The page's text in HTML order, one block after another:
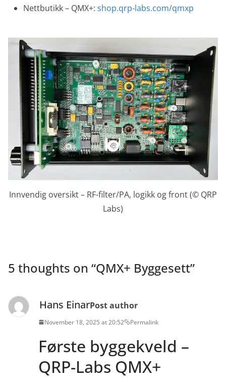
Nettbutikk – QMX+: shop.qrp-labs.com/qmxp
Innvendig oversikt – RF-filter/PA, logikk og front (© QRP
Labs)
5 thoughts on “QMX+ Byggesett”
Hans EinarPost author
November 18, 2025 at 20:52 Permalink
Første byggekveld –
QRP-Labs QMX+